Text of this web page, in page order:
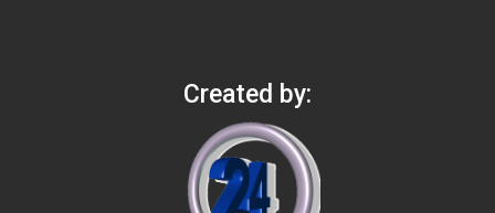
Created by: